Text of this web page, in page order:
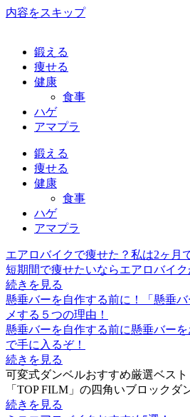
内容をスキップ
鍛える
痩せる
健康
食事
ハゲ
アマプラ
鍛える
痩せる
健康
食事
ハゲ
アマプラ
エアロバイクで痩せた？私は2ヶ月
短期間で痩せたいならエアロバイク
続きを見る
懸垂バーを自作する前に！「懸垂
メする５つの理由！
懸垂バーを自作する前に懸垂バー
で手に入るぞ！
続きを見る
可変式ダンベルおすすめ厳選ベスト
「TOP FILM」の四角いブロックダ
続きを見る